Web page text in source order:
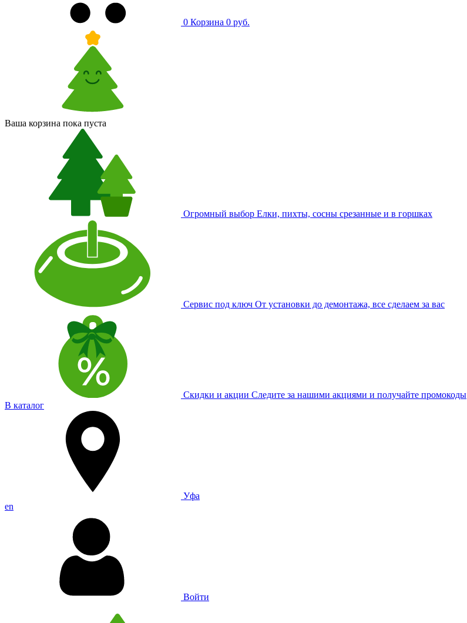
0 Корзина 0 руб.
Ваша корзина пока пуста
Огромный выбор Елки, пихты, сосны срезанные и в горшках
Сервис под ключ От установки до демонтажа, все сделаем за вас
Скидки и акции Следите за нашими акциями и получайте промокоды
В каталог
Уфа
en
Войти